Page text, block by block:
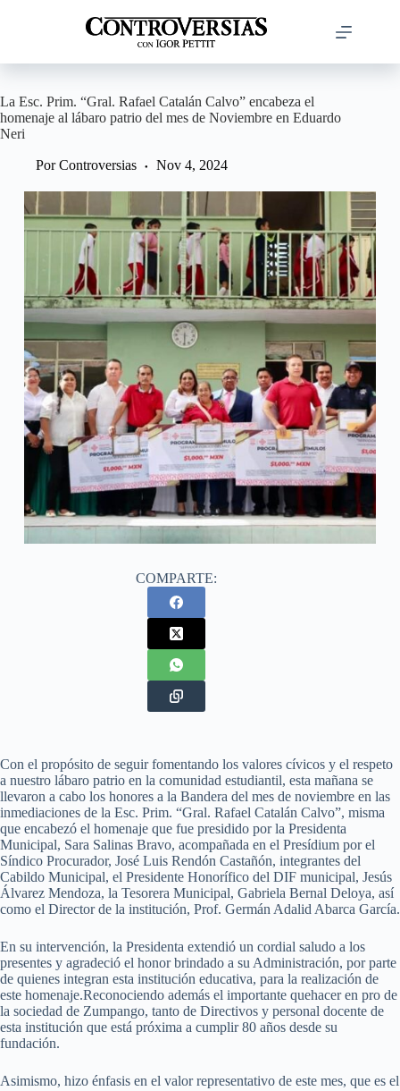
La Esc. Prim. “Gral. Rafael Catalán Calvo” encabeza el
homenaje al lábaro patrio del mes de Noviembre en Eduardo
Neri
Por Controversias Nov 4, 2024
COMPARTE:
Con el propósito de seguir fomentando los valores cívicos y el respeto
a nuestro lábaro patrio en la comunidad estudiantil, esta mañana se
llevaron a cabo los honores a la Bandera del mes de noviembre en las
inmediaciones de la Esc. Prim. “Gral. Rafael Catalán Calvo”, misma
que encabezó el homenaje que fue presidido por la Presidenta
Municipal, Sara Salinas Bravo, acompañada en el Presídium por el
Síndico Procurador, José Luis Rendón Castañón, integrantes del
Cabildo Municipal, el Presidente Honorífico del DIF municipal, Jesús
Álvarez Mendoza, la Tesorera Municipal, Gabriela Bernal Deloya, así
como el Director de la institución, Prof. Germán Adalid Abarca García.
En su intervención, la Presidenta extendió un cordial saludo a los
presentes y agradeció el honor brindado a su Administración, por parte
de quienes integran esta institución educativa, para la realización de
este homenaje.Reconociendo además el importante quehacer en pro de
la sociedad de Zumpango, tanto de Directivos y personal docente de
esta institución que está próxima a cumplir 80 años desde su
fundación.
Asimismo, hizo énfasis en el valor representativo de este mes, que es el